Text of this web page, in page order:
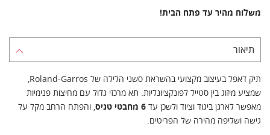
משלוח מהיר עד פתח הבית!
תיאור
שמציע מיזוג בין סטייל לפונקציונליות. תא מרכזי גדול עם מחיצות פנימיות
מאפשר לארגן ביגוד וציוד ולשכן עד 6 מחבטי טניס
, והפתח הרחב מקל על
גישה ושליפה מהירה של הפריטים.